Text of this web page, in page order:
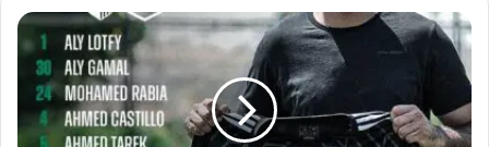
شوقي
يُعلن
عن
التشكيل
الرسمي
لفريق